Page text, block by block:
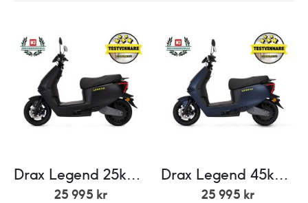
Drax Legend 25km/h Mattsvart
25 995 kr
Drax Legend 45km/h Mattblå
25 995 kr